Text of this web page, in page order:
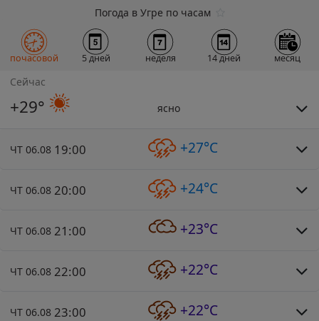
Погода в Угре по часам
почасовой 5 дней неделя 14 дней месяц
Сейчас
+29° ясно
ЧТ 06.08 19:00 +27°C
ЧТ 06.08 20:00 +24°C
ЧТ 06.08 21:00 +23°C
ЧТ 06.08 22:00 +22°C
ЧТ 06.08 23:00 +22°C